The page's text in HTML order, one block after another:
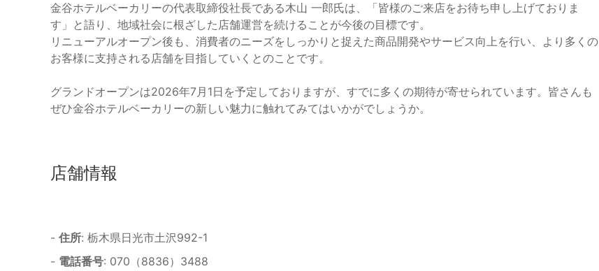
金谷ホテルベーカリーの代表取締役社長である木山 一郎氏は、「皆様のご来店をお待ち申し上げておりま
す」と語り、地域社会に根ざした店舗運営を続けることが今後の目標です。
リニューアルオープン後も、消費者のニーズをしっかりと捉えた商品開発やサービス向上を行い、より多くの
お客様に支持される店舗を目指していくとのことです。
グランドオープンは2026年7月1日を予定しておりますが、すでに多くの期待が寄せられています。皆さんも
ぜひ金谷ホテルベーカリーの新しい魅力に触れてみてはいかがでしょうか。
店舗情報
- 住所: 栃木県日光市土沢992-1
- 電話番号: 070（8836）3488